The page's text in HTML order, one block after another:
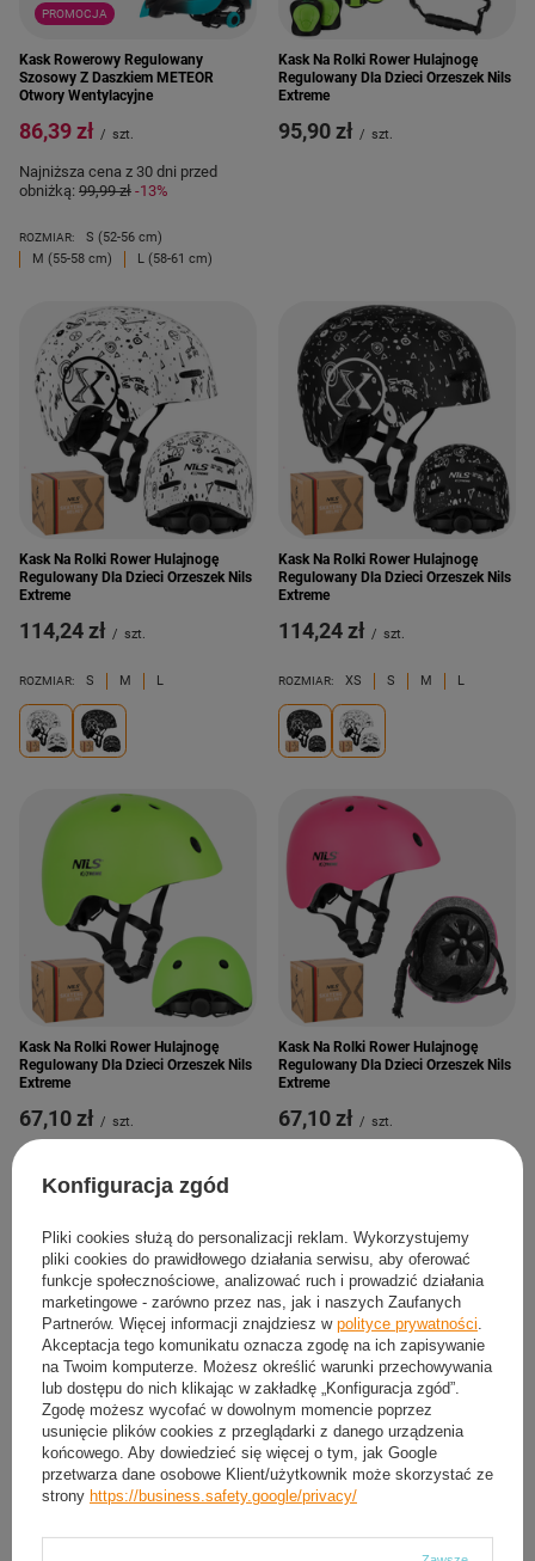
PROMOCJA
Kask Rowerowy Regulowany
Szosowy Z Daszkiem METEOR
Otwory Wentylacyjne
86,39 zł / szt.
Najniższa cena z 30 dni przed
obniżką: 99,99 zł -13%
ROZMIAR:
S (52-56 cm)
M (55-58 cm)
L (58-61 cm)
Kask Na Rolki Rower Hulajnogę
Regulowany Dla Dzieci Orzeszek Nils
Extreme
95,90 zł / szt.
Kask Na Rolki Rower Hulajnogę
Regulowany Dla Dzieci Orzeszek Nils
Extreme
114,24 zł / szt.
ROZMIAR: S M L
Kask Na Rolki Rower Hulajnogę
Regulowany Dla Dzieci Orzeszek Nils
Extreme
114,24 zł / szt.
ROZMIAR: XS S M L
Kask Na Rolki Rower Hulajnogę
Regulowany Dla Dzieci Orzeszek Nils
Extreme
67,10 zł / szt.
Kask Na Rolki Rower Hulajnogę
Regulowany Dla Dzieci Orzeszek Nils
Extreme
67,10 zł / szt.
CHWILOWO NIEDOSTĘPNY
Kask Na Rolki Rower Hulajnogę
Regulowany Dla Dzieci Orzeszek +
Zestaw Ochraniaczy
89,90 zł / szt.
CHWILOWO NIEDOSTĘPNY
Kask Na Rolki Rower Hulajnogę
Regulowany Dla Dzieci Orzeszek +
Ochraniacze
104,90 zł / szt.
Konfiguracja zgód
Pliki cookies służą do personalizacji reklam. Wykorzystujemy
pliki cookies do prawidłowego działania serwisu, aby oferować
funkcje społecznościowe, analizować ruch i prowadzić działania
marketingowe - zarówno przez nas, jak i naszych Zaufanych
Partnerów. Więcej informacji znajdziesz w polityce prywatności
Akceptacja tego komunikatu oznacza zgodę na ich zapisywanie
na Twoim komputerze. Możesz określić warunki przechowywania
lub dostępu do nich klikając w zakładkę „Konfiguracja zgód”.
Zgodę możesz wycofać w dowolnym momencie poprzez
usunięcie plików cookies z przeglądarki z danego urządzenia
końcowego. Aby dowiedzieć się więcej o tym, jak Google
przetwarza dane osobowe Klient/użytkownik może skorzystać ze
strony https://business.safety.google/privacy/